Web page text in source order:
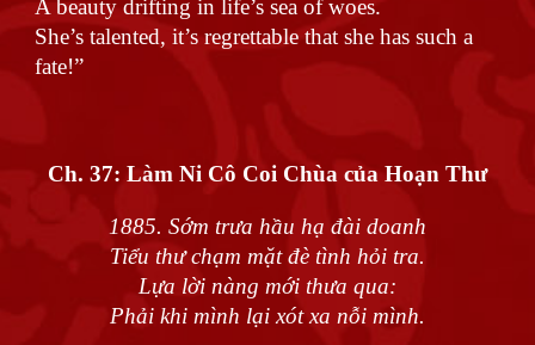
A beauty drifting in life’s sea of woes.
She’s talented, it’s regrettable that she has such a
fate!”
Ch. 37: Làm Ni Cô Coi Chùa của Hoạn Thư
1885. Sớm trưa hầu hạ đài doanh
Tiểu thư chạm mặt đè tình hỏi tra.
Lựa lời nàng mới thưa qua:
Phải khi mình lại xót xa nỗi mình.